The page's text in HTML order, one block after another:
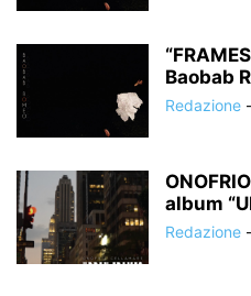
Baobab
Redazione -
album
Redazione -